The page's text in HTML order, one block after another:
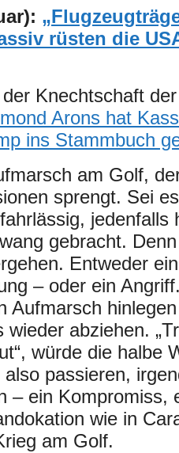
rüsten die
Knechtschaft
Arons hat
ins Stammbuch
am Golf,
en sprengt. Sei es
jedenfalls
gebracht.
Entweder
– oder ein
Aufmarsch
wieder abziehen.
würde die halbe
passieren,
– ein Kompromiss,
wie in
am Golf.